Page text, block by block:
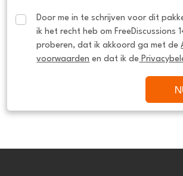
Door me in te schrijven voor dit
ik het recht heb om FreeDiscussions
proberen, dat ik akkoord ga met de
voorwaarden en dat ik de